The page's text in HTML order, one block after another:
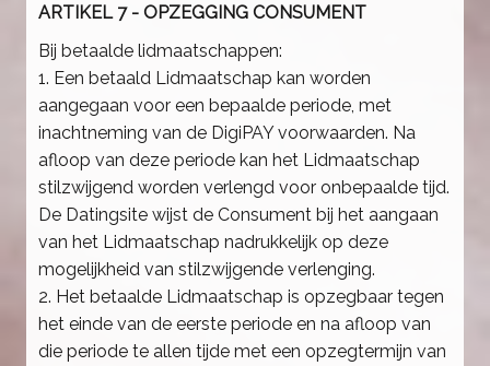
ARTIKEL 7 - OPZEGGING CONSUMENT
Bij betaalde lidmaatschappen:
1. Een betaald Lidmaatschap kan worden
aangegaan voor een bepaalde periode, met
inachtneming van de DigiPAY voorwaarden. Na
afloop van deze periode kan het Lidmaatschap
stilzwijgend worden verlengd voor onbepaalde tijd.
De Datingsite wijst de Consument bij het aangaan
van het Lidmaatschap nadrukkelijk op deze
mogelijkheid van stilzwijgende verlenging.
2. Het betaalde Lidmaatschap is opzegbaar tegen
het einde van de eerste periode en na afloop van
die periode te allen tijde met een opzegtermijn van